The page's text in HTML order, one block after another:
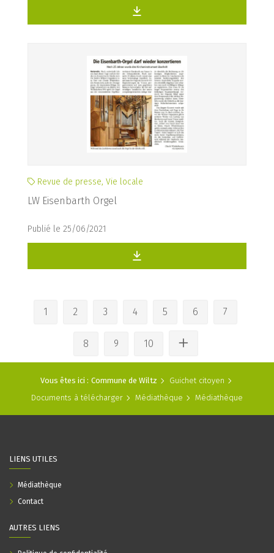
Revue de presse, Vie locale
LW Eisenbarth Orgel
Publié le 25/06/2021
1 2 3 4 5 6 7
8 9 10
Vous êtes ici : Commune de Wiltz
Guichet citoyen
Documents à télécharger
Médiathèque Médiathèque
LIENS UTILES
Médiathèque
Contact
AUTRES LIENS